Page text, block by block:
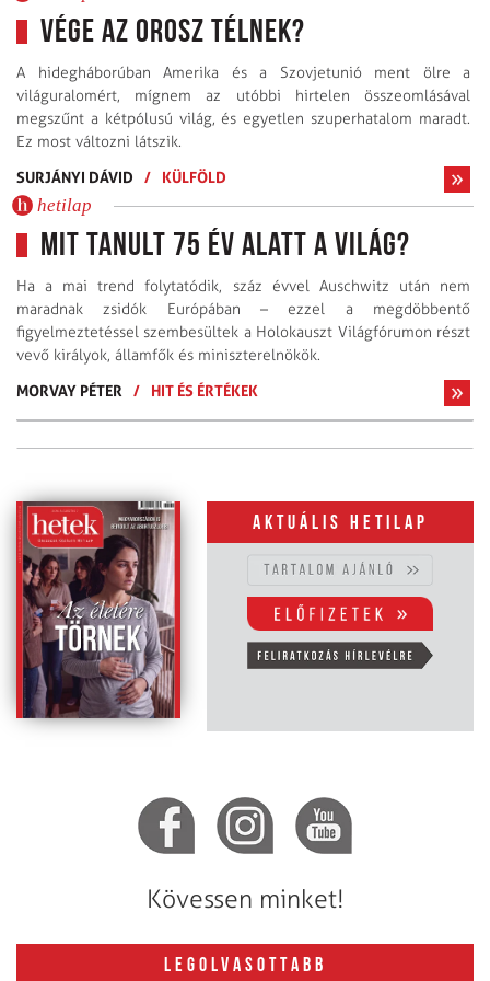
Vége az orosz télnek?
A hidegháborúban Amerika és a Szovjetunió ment ölre a
világuralomért, mígnem az utóbbi hirtelen összeomlásával
megszűnt a kétpólusú világ, és egyetlen szuperhatalom maradt.
Ez most változni látszik.
SURJÁNYI DÁVID
/ KÜLFÖLD
hetilap
Mit tanult 75 év alatt a világ?
Ha a mai trend folytatódik, száz évvel Auschwitz után nem
maradnak zsidók Európában – ezzel a megdöbbentő
figyelmeztetéssel szembesültek a Holokauszt Világfórumon részt
vevő királyok, államfők és miniszterelnökök.
MORVAY PÉTER
/ HIT ÉS ÉRTÉKEK
Aktuális hetilap
Kövessen minket!
LEGOLVASOTTABB